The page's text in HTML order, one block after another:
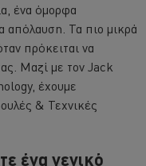
ένα όμορφα
απόλαυση. Τα πιο μικρά
πρόκειται να
Μαζί με τον Jack
έχουμε
& Τεχνικές
ένα γενικό